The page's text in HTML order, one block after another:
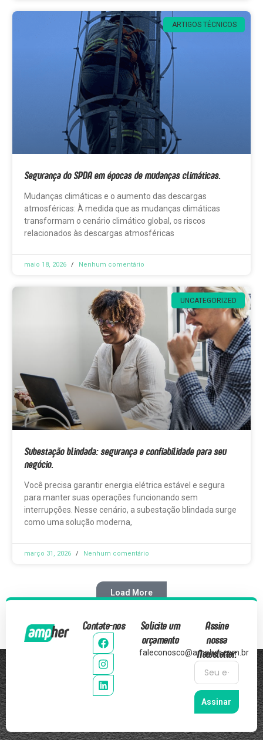
ARTIGOS TÉCNICOS
Segurança do SPDA em épocas de mudanças climáticas.
Mudanças climáticas e o aumento das descargas
atmosféricas: À medida que as mudanças climáticas
transformam o cenário climático global, os riscos
relacionados às descargas atmosféricas
maio 18, 2026 Nenhum comentário
UNCATEGORIZED
Subestação blindada: segurança e confiabilidade para seu
negócio.
Você precisa garantir energia elétrica estável e segura
para manter suas operações funcionando sem
interrupções. Nesse cenário, a subestação blindada surge
como uma solução moderna,
março 31, 2026 Nenhum comentário
Load More
Contate-nos
Solicite um
orçamento
faleconosco@ampher.com.br
Assine
nossa
Newsletter:
Assinar